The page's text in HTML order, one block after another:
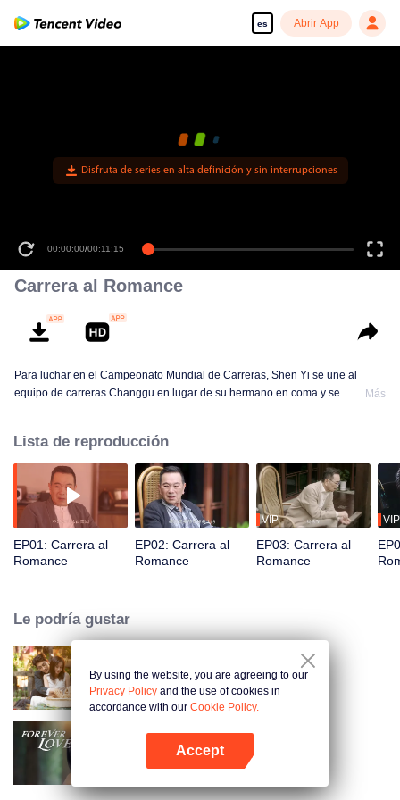
es Abrir App
Disfruta de series en alta definición y sin interrupciones
00:00:00/00:11:15
Carrera al Romance
Para luchar en el Campeonato Mundial de Carreras, Shen Yi se une al
equipo de carreras Changgu en lugar de su hermano en coma y se
pasión. Luchando contra obstáculos implacables, se enamoran y consiguen
el éxito.
Más
Lista de reproducción
EP01: Carrera al
Romance
EP02: Carrera al
Romance
VIP
EP03: Carrera al
Romance
VIP
Le podría gustar
Amor como un contrato
Amor Eterno
By using the website, you are agreeing to our
Privacy Policy and the use of cookies in
accordance with our Cookie Policy.
Accept